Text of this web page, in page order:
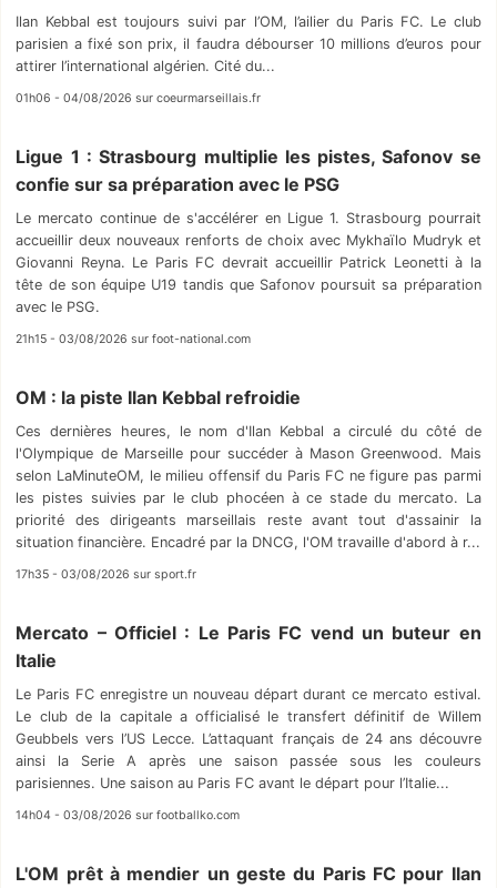
Ilan Kebbal est toujours suivi par l’OM, l’ailier du Paris FC. Le club
parisien a fixé son prix, il faudra débourser 10 millions d’euros pour
attirer l’international algérien. Cité du...
01h06 - 04/08/2026 sur coeurmarseillais.fr
Ligue 1 : Strasbourg multiplie les pistes, Safonov se
confie sur sa préparation avec le PSG
Le mercato continue de s'accélérer en Ligue 1. Strasbourg pourrait
accueillir deux nouveaux renforts de choix avec Mykhaïlo Mudryk et
Giovanni Reyna. Le Paris FC devrait accueillir Patrick Leonetti à la
tête de son équipe U19 tandis que Safonov poursuit sa préparation
avec le PSG.
21h15 - 03/08/2026 sur foot-national.com
OM : la piste Ilan Kebbal refroidie
Ces dernières heures, le nom d'Ilan Kebbal a circulé du côté de
l'Olympique de Marseille pour succéder à Mason Greenwood. Mais
selon LaMinuteOM, le milieu offensif du Paris FC ne figure pas parmi
les pistes suivies par le club phocéen à ce stade du mercato. La
priorité des dirigeants marseillais reste avant tout d'assainir la
situation financière. Encadré par la DNCG, l'OM travaille d'abord à r...
17h35 - 03/08/2026 sur sport.fr
Mercato – Officiel : Le Paris FC vend un buteur en
Italie
Le Paris FC enregistre un nouveau départ durant ce mercato estival.
Le club de la capitale a officialisé le transfert définitif de Willem
Geubbels vers l’US Lecce. L’attaquant français de 24 ans découvre
ainsi la Serie A après une saison passée sous les couleurs
parisiennes. Une saison au Paris FC avant le départ pour l’Italie...
14h04 - 03/08/2026 sur footballko.com
L'OM prêt à mendier un geste du Paris FC pour Ilan